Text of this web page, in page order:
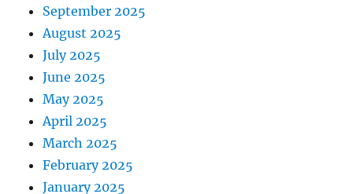
September 2025
August 2025
July 2025
June 2025
May 2025
April 2025
March 2025
February 2025
January 2025